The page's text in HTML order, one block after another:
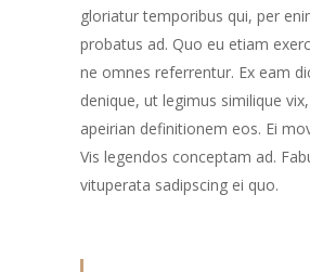
gloriatur temporibus qui, per
probatus ad. Quo eu etiam
ne omnes referrentur. Ex eam
denique, ut legimus similique
apeirian definitionem eos. Ei
Vis legendos conceptam ad.
vituperata sadipscing ei quo.